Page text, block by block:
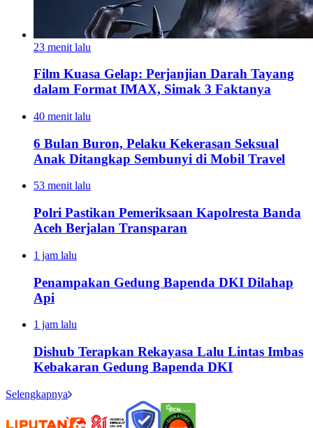
23 menit lalu
Film Kuasa Gelap: Perjanjian Darah Tayang
dalam Format IMAX, Simak 3 Faktanya
40 menit lalu
6 Bulan Buron, Pelaku Kekerasan Seksual
Anak Ditangkap Sembunyi di Mobil Travel
53 menit lalu
Polri Pastikan Pemeriksaan Kapolresta Banda
Aceh Berjalan Transparan
1 jam lalu
Penampakan Gedung Bapenda DKI Dilahap
Api
1 jam lalu
Dishub Terapkan Rekayasa Lalu Lintas Imbas
Kebakaran Gedung Bapenda DKI
Selengkapnya